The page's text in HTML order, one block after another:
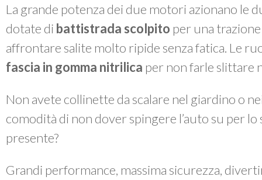
La grande potenza dei due motori azionano le
dotate di battistrada scolpito per una
affrontare salite molto ripide senza fatica. Le
fascia in gomma nitrilica per non farle slittare
Non avete collinette da scalare nel giardino o
comodità di non dover spingere l’auto su per
presente?
Grandi performance, massima sicurezza,